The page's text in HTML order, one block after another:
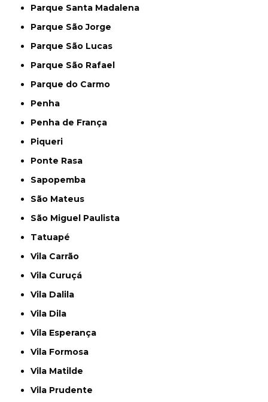
Parque Santa Madalena
Parque São Jorge
Parque São Lucas
Parque São Rafael
Parque do Carmo
Penha
Penha de França
Piqueri
Ponte Rasa
Sapopemba
São Mateus
São Miguel Paulista
Tatuapé
Vila Carrão
Vila Curuçá
Vila Dalila
Vila Dila
Vila Esperança
Vila Formosa
Vila Matilde
Vila Prudente